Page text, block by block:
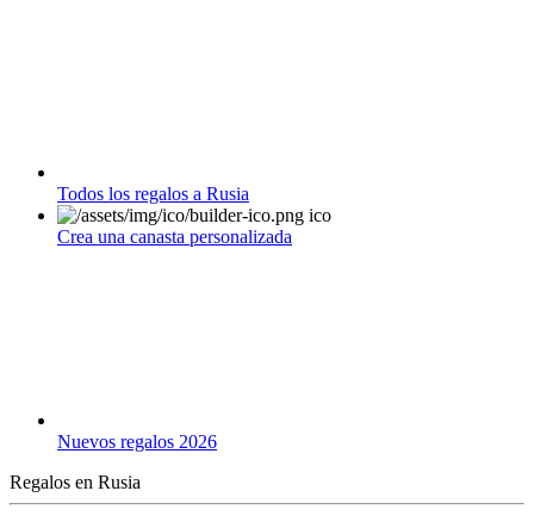
Todos los regalos a Rusia
Crea una canasta personalizada
Nuevos regalos 2026
Regalos en Rusia